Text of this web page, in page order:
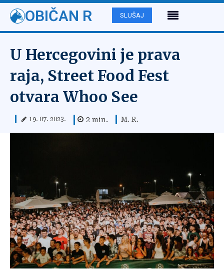
OBIČAN R SLUŠAJ
U Hercegovini je prava
raja, Street Food Fest
otvara Whoo See
19. 07. 2023. 2 min. M. R.